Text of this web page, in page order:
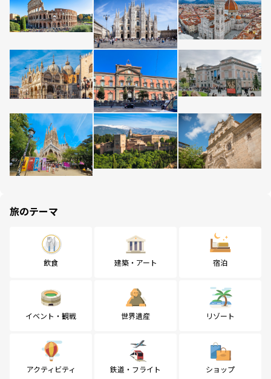
旅のテーマ
飲食 建築・アート 宿泊
イベント・観戦 世界遺産 リゾート
アクティビティ 鉄道・フライト ショップ